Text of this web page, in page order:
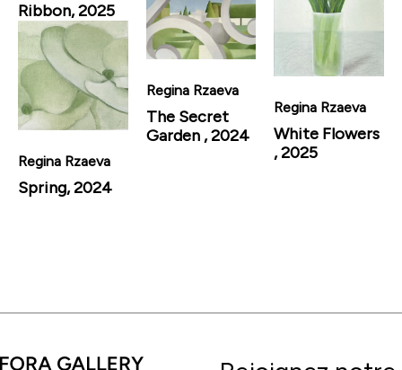
Ribbon, 2025
Regina Rzaeva
Spring, 2024
Regina Rzaeva
The Secret
Garden , 2024
Regina Rzaeva
White Flowers
, 2025